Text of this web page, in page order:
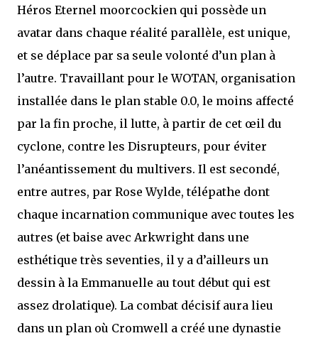
Héros Eternel moorcockien qui possède un
avatar dans chaque réalité parallèle, est unique,
et se déplace par sa seule volonté d’un plan à
l’autre. Travaillant pour le WOTAN, organisation
installée dans le plan stable 0.0, le moins affecté
par la fin proche, il lutte, à partir de cet œil du
cyclone, contre les Disrupteurs, pour éviter
l’anéantissement du multivers. Il est secondé,
entre autres, par Rose Wylde, télépathe dont
chaque incarnation communique avec toutes les
autres (et baise avec Arkwright dans une
esthétique très seventies, il y a d’ailleurs un
dessin à la Emmanuelle au tout début qui est
assez drolatique). La combat décisif aura lieu
dans un plan où Cromwell a créé une dynastie